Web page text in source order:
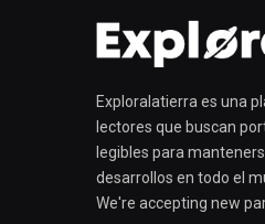
Exploralatierra es una
lectores que buscan
legibles para
desarrollos en todo el
We're accepting new